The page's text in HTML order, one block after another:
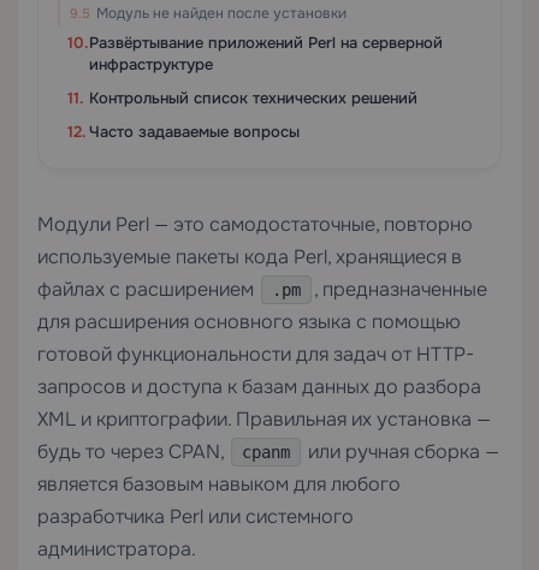
Модуль не найден после установки
Развёртывание приложений Perl на серверной
инфраструктуре
Контрольный список технических решений
Часто задаваемые вопросы
Модули Perl — это самодостаточные, повторно
используемые пакеты кода Perl, хранящиеся в
файлах с расширением
.pm
, предназначенные
для расширения основного языка с помощью
готовой функциональности для задач от HTTP-
запросов и доступа к базам данных до разбора
XML и криптографии. Правильная их установка —
будь то через CPAN,
cpanm
или ручная сборка —
является базовым навыком для любого
разработчика Perl или системного
администратора.